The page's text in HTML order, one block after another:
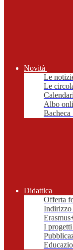
Novità
Le
Le
Albo
Bacheca
Didattica
Offerta
Indirizzo
I progetti